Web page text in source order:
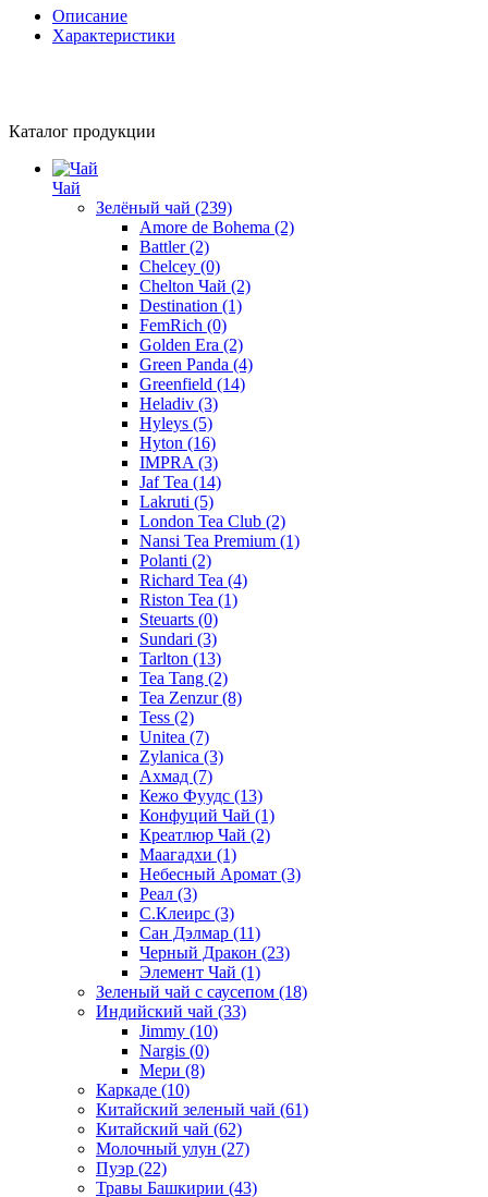
Описание
Характеристики
Каталог продукции
Чай
Зелёный чай (239)
Amore de Bohema (2)
Battler(2)
Chelcey (0)
Chelton Чай (2)
Destination (1)
FemRich (0)
Golden Era (2)
Green Panda (4)
Greenfield (14)
Heladiv (3)
Hyleys (5)
Hyton (16)
IMPRA (3)
Jaf Tea (14)
Lakruti (5)
London Tea Club (2)
Nansi Tea Premium (1)
Polanti (2)
Richard Tea (4)
Riston Tea (1)
Steuarts (0)
Sundari (3)
Tarlton (13)
Tea Tang (2)
Tea Zenzur(8)
Tess (2)
Unitea (7)
Zylanica (3)
Ахмад (7)
Кежо Фуудс (13)
Конфуций Чай (1)
Креатлюр Чай (2)
Маагадхи (1)
Небесный Аромат (3)
Реал (3)
С.Клеирс (3)
Сан Дэлмар (11)
Черный Дракон (23)
Элемент Чай (1)
Зеленый чай с саусепом (18)
Индийский чай (33)
Jimmy (10)
Nargis (0)
Мери (8)
Каркаде (10)
Китайский зеленый чай (61)
Китайский чай (62)
Молочный улун (27)
Пуэр (22)
Травы Башкирии (43)